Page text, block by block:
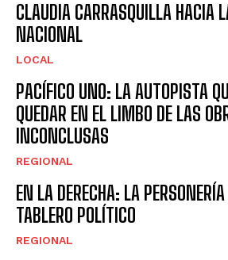
CLAUDIA CARRASQUILLA HACIA
NACIONAL
LOCAL
PACÍFICO UNO: LA AUTOPISTA
QUEDAR EN EL LIMBO DE LAS
INCONCLUSAS
REGIONAL
EN LA DERECHA: LA
TABLERO POLÍTICO
REGIONAL